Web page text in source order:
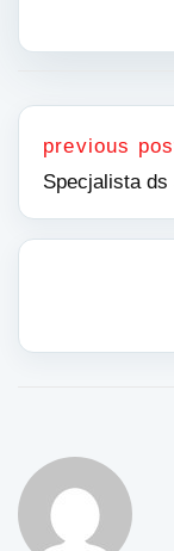
Nawigacja
previous
Specjalista